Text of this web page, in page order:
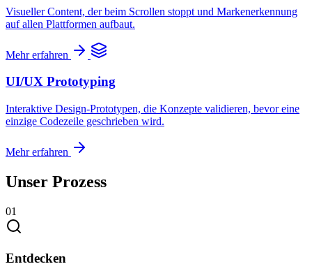
Visueller Content, der beim Scrollen stoppt und Markenerkennung
auf allen Plattformen aufbaut.
Mehr erfahren
UI/UX Prototyping
Interaktive Design-Prototypen, die Konzepte validieren, bevor eine
einzige Codezeile geschrieben wird.
Mehr erfahren
Unser Prozess
01
Entdecken